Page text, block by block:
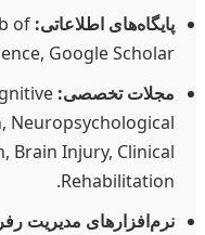
پایگاه‌های اطلاعاتی: of
Google Scholar.
مجلات تخصصی:
Neuropsychological
Brain Injury, Clinical
Rehabilitation.
نرم‌افزارهای مدیریت